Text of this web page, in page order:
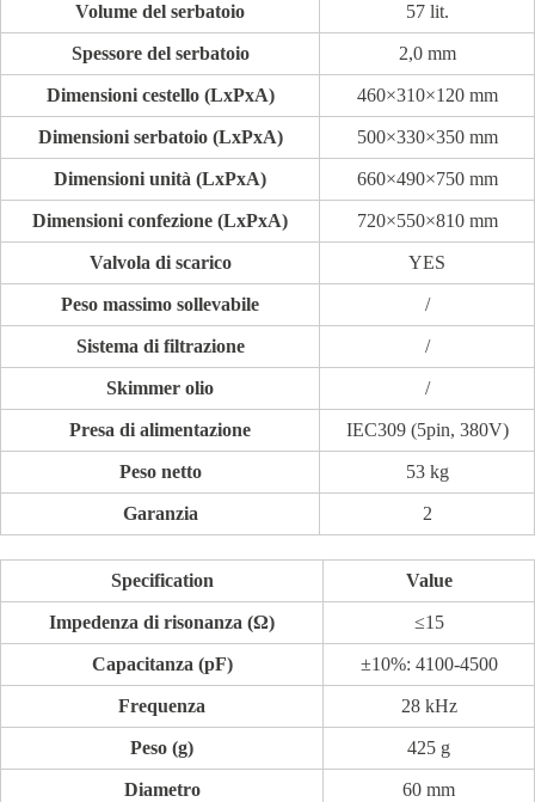
Volume del serbatoio 57 lit.
Spessore del serbatoio 2,0 mm
Dimensioni cestello (LxPxA) 460×310×120 mm
Dimensioni serbatoio (LxPxA) 500×330×350 mm
Dimensioni unità (LxPxA) 660×490×750 mm
Dimensioni confezione (LxPxA) 720×550×810 mm
Valvola di scarico YES
Peso massimo sollevabile /
Sistema di filtrazione /
Skimmer olio /
Presa di alimentazione IEC309 (5pin, 380V)
Peso netto 53 kg
Garanzia 2
Specification Value
Impedenza di risonanza (Ω) ≤15
Capacitanza (pF) ±10%: 4100-4500
Frequenza 28 kHz
Peso (g) 425 g
Diametro 60 mm